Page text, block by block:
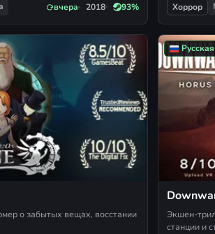
вчера 2018 93% Хоррор
о забытых вещах, восстании
Экшен-
станции и